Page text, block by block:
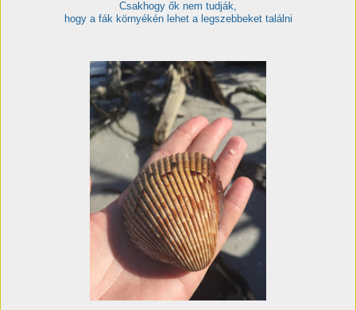
Csakhogy ők nem tudják,
hogy a fák környékén lehet a legszebbeket találni